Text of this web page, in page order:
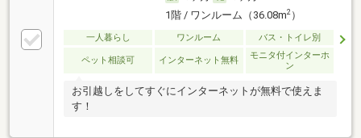
1階 / ワンルーム（36.08m2）
一人暮らし ワンルーム バス・トイレ別
ペット相談可 インターネット無料
モニタ付インターホ
ン
お引越しをしてすぐにインターネットが無料で使えま
す！